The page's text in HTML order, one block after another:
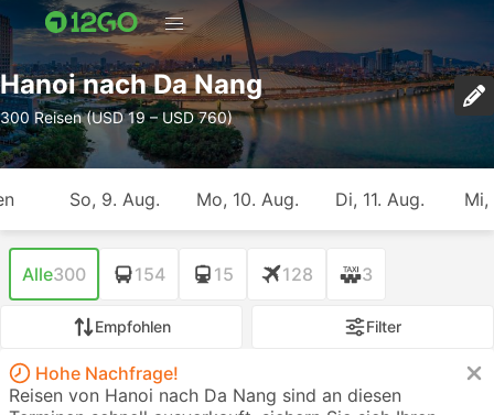
Hanoi nach Da Nang
300 Reisen (USD 19 – USD 760)
So, 9. Aug. Mo, 10. Aug. Di, 11. Aug. Mi,
Alle300 154 15 128 3
Empfohlen Filter
Hohe Nachfrage!
Reisen von Hanoi nach Da Nang sind an diesen